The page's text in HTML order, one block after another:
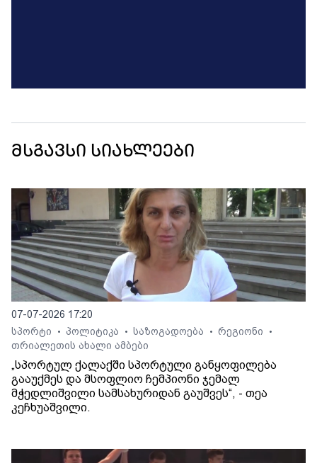
მსგავსი სიახლეები
07-07-2026 17:20
სპორტი
• პოლიტიკა • საზოგადოება • რეგიონი •
თრიალეთის ახალი ამბები
„სპორტულ ქალაქში სპორტული განყოფილება
გააუქმეს და მსოფლიო ჩემპიონი ჯემალ
მჭედლიშვილი სამსახურიდან გაუშვეს“, - თეა
კეჩხუაშვილი.